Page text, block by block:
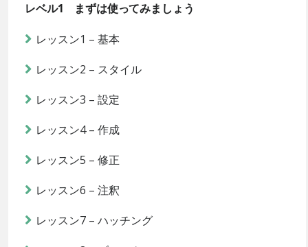
レベル1 まずは使ってみましょう
レッスン1 – 基本
レッスン2 – スタイル
レッスン3 – 設定
レッスン4 – 作成
レッスン5 – 修正
レッスン6 – 注釈
レッスン7 – ハッチング